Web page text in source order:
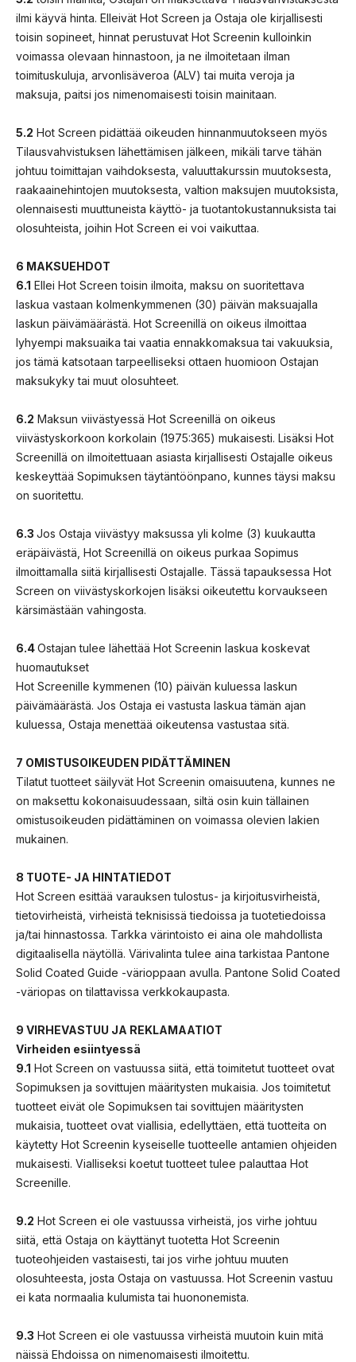
ilmi käyvä hinta. Elleivät Hot Screen ja Ostaja ole kirjallisesti
toisin sopineet, hinnat perustuvat Hot Screenin kulloinkin
voimassa olevaan hinnastoon, ja ne ilmoitetaan ilman
toimituskuluja, arvonlisäveroa (ALV) tai muita veroja ja
maksuja, paitsi jos nimenomaisesti toisin mainitaan.
5.2 Hot Screen pidättää oikeuden hinnanmuutokseen myös
Tilausvahvistuksen lähettämisen jälkeen, mikäli tarve tähän
johtuu toimittajan vaihdoksesta, valuuttakurssin muutoksesta,
raakaainehintojen muutoksesta, valtion maksujen muutoksista,
olennaisesti muuttuneista käyttö- ja tuotantokustannuksista tai
olosuhteista, joihin Hot Screen ei voi vaikuttaa.
6 MAKSUEHDOT
6.1 Ellei Hot Screen toisin ilmoita, maksu on suoritettava
laskua vastaan kolmenkymmenen (30) päivän maksuajalla
laskun päivämäärästä. Hot Screenillä on oikeus ilmoittaa
lyhyempi maksuaika tai vaatia ennakkomaksua tai vakuuksia,
jos tämä katsotaan tarpeelliseksi ottaen huomioon Ostajan
maksukyky tai muut olosuhteet.
6.2 Maksun viivästyessä Hot Screenillä on oikeus
viivästyskorkoon korkolain (1975:365) mukaisesti. Lisäksi Hot
Screenillä on ilmoitettuaan asiasta kirjallisesti Ostajalle oikeus
keskeyttää Sopimuksen täytäntöönpano, kunnes täysi maksu
on suoritettu.
6.3 Jos Ostaja viivästyy maksussa yli kolme (3) kuukautta
eräpäivästä, Hot Screenillä on oikeus purkaa Sopimus
ilmoittamalla siitä kirjallisesti Ostajalle. Tässä tapauksessa Hot
Screen on viivästyskorkojen lisäksi oikeutettu korvaukseen
kärsimästään vahingosta.
6.4Ostajan tulee lähettää Hot Screenin laskua koskevat
huomautukset
Hot Screenille kymmenen (10) päivän kuluessa laskun
päivämäärästä. Jos Ostaja ei vastusta laskua tämän ajan
kuluessa, Ostaja menettää oikeutensa vastustaa sitä.
7 OMISTUSOIKEUDEN PIDÄTTÄMINEN
Tilatut tuotteet säilyvät Hot Screenin omaisuutena, kunnes ne
on maksettu kokonaisuudessaan, siltä osin kuin tällainen
omistusoikeuden pidättäminen on voimassa olevien lakien
mukainen.
8 TUOTE- JA HINTATIEDOT
Hot Screen esittää varauksen tulostus- ja kirjoitusvirheistä,
tietovirheistä, virheistä teknisissä tiedoissa ja tuotetiedoissa
ja/tai hinnastossa. Tarkka värintoisto ei aina ole mahdollista
digitaalisella näytöllä. Värivalinta tulee aina tarkistaa Pantone
Solid Coated Guide -värioppaan avulla. Pantone Solid Coated
-väriopas on tilattavissa verkkokaupasta.
9 VIRHEVASTUU JA REKLAMAATIOT
Virheiden esiintyessä
9.1 Hot Screen on vastuussa siitä, että toimitetut tuotteet ovat
Sopimuksen ja sovittujen määritysten mukaisia. Jos toimitetut
tuotteet eivät ole Sopimuksen tai sovittujen määritysten
mukaisia, tuotteet ovat viallisia, edellyttäen, että tuotteita on
käytetty Hot Screenin kyseiselle tuotteelle antamien ohjeiden
mukaisesti. Vialliseksi koetut tuotteet tulee palauttaa Hot
Screenille.
9.2 Hot Screen ei ole vastuussa virheistä, jos virhe johtuu
siitä, että Ostaja on käyttänyt tuotetta Hot Screenin
tuoteohjeiden vastaisesti, tai jos virhe johtuu muuten
olosuhteesta, josta Ostaja on vastuussa. Hot Screenin vastuu
ei kata normaalia kulumista tai huononemista.
9.3 Hot Screen ei ole vastuussa virheistä muutoin kuin mitä
näissä Ehdoissa on nimenomaisesti ilmoitettu.